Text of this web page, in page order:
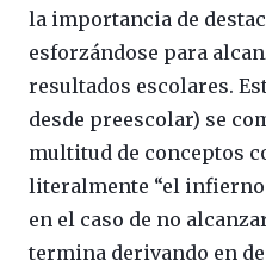
la importancia de
esforzándose para
resultados escolares.
desde preescolar) se
multitud de conceptos
literalmente “el infierno
en el caso de no
termina derivando en